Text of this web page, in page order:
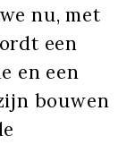
nu, met
een
en een
bouwen